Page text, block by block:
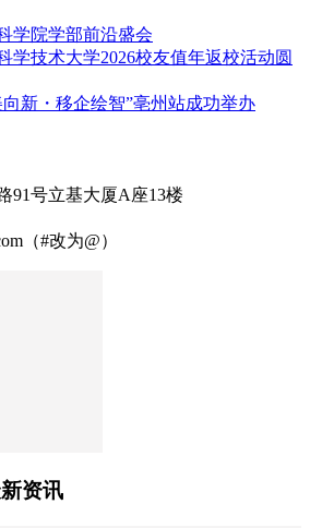
学院学部前沿盛会
学技术大学2026校友值年返校活动圆
新・移企绘智”亳州站成功举办
91号立基大厦A座13楼
（#改为@）
资讯